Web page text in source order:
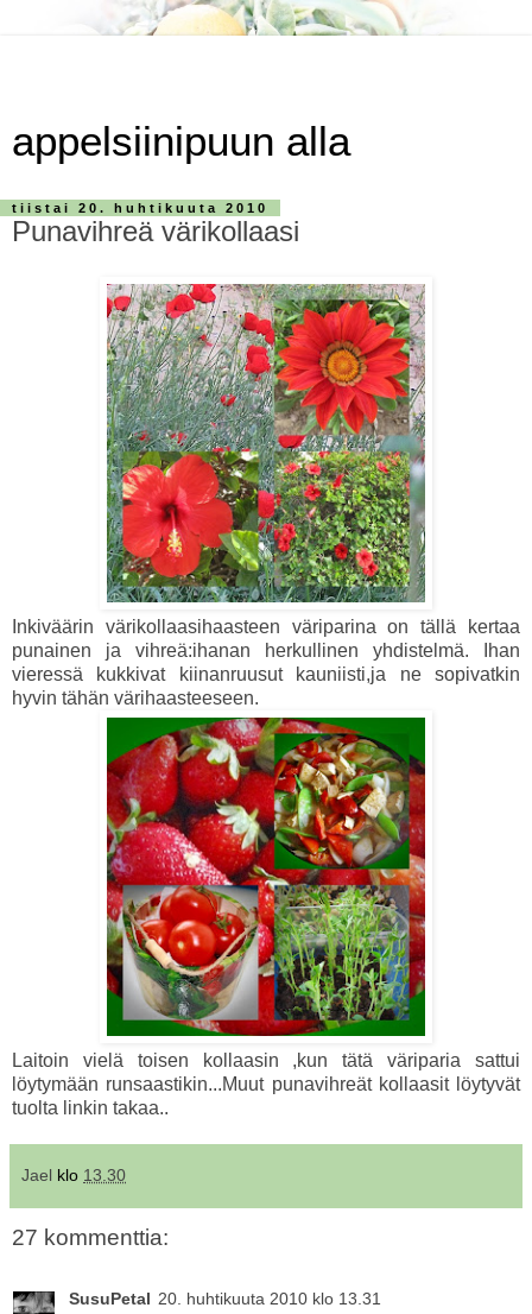
appelsiinipuun alla
tiistai 20. huhtikuuta 2010
Punavihreä värikollaasi
Inkiväärin värikollaasihaasteen väriparina on tällä kertaa
punainen ja vihreä:ihanan herkullinen yhdistelmä. Ihan
vieressä kukkivat kiinanruusut kauniisti,ja ne sopivatkin
hyvin tähän värihaasteeseen.
Laitoin vielä toisen kollaasin ,kun tätä väriparia sattui
löytymään runsaastikin...Muut punavihreät kollaasit löytyvät
tuolta linkin takaa..
Jael klo 13.30
27 kommenttia:
SusuPetal 20. huhtikuuta 2010 klo 13.31